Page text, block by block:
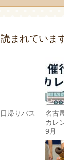
まれています
帰りバス
名古
カレ
9月